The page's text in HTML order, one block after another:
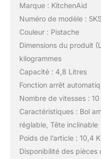
Marque : KitchenAid
Numéro de modèle :
Couleur : Pistache
Dimensions du produit
kilogrammes
Capacité : 4,8 Litres
Fonction arrêt
Nombre de vitesses : 10
Caractéristiques : Bol
réglable, Tête inclinable
Poids de l’article : 10,4
Disponibilité des pièces